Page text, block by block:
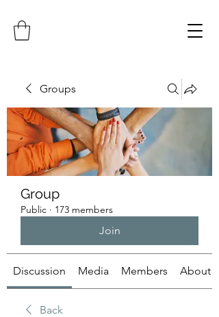
Groups
Group
Public · 173 members
Join
Discussion Media Members About
Back